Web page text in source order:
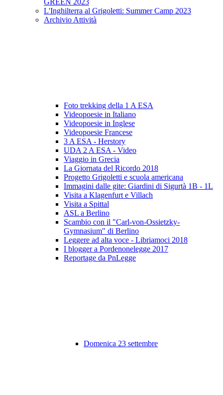
GREEN 2023
L'Inghilterra al Grigoletti: Summer Camp 2023
Archivio Attività
Foto trekking della 1 A ESA
Videopoesie in Italiano
Videopoesie in Inglese
Videopoesie Francese
3 A ESA - Herstory
UDA 2 A ESA - Video
Viaggio in Grecia
La Giornata del Ricordo 2018
Progetto Grigoletti e scuola americana
Immagini dalle gite: Giardini di Sigurtà 1B - 1L
Visita a Klagenfurt e Villach
Visita a Spittal
ASL a Berlino
Scambio con il "Carl-von-Ossietzky-
Gymnasium" di Berlino
Leggere ad alta voce - Libriamoci 2018
I blogger a Pordenonelegge 2017
Reportage da PnLegge
Domenica 23 settembre